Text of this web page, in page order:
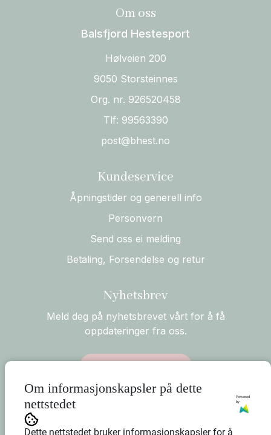
Om oss
Balsfjord Hestesport
Hølveien 200
9050 Storsteinnes
Org. nr. 926520458
Tlf: 99563390
post@bhest.no
Kundeservice
Åpningstider og generell info
Personvern
Send oss ei melding
Betaling, Forsendelse og retur
Nyhetsbrev
Meld deg på nyhetsbrevet vårt for å få
oppdateringer fra oss.
Om informasjonskapsler på dette
nettstedet
Powered
by
Dette nettstedet bruker informasjonskapsler for å